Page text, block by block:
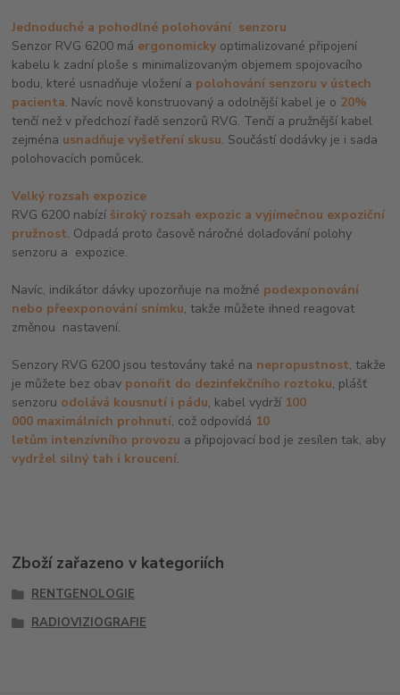
Jednoduché a pohodlné polohování senzoru
Senzor RVG 6200 má ergonomicky optimalizované připojení
kabelu k zadní ploše s minimalizovaným objemem spojovacího
bodu, které usnadňuje vložení a polohování senzoru v ústech
pacienta. Navíc nově konstruovaný a odolnější kabel je o 20%
tenčí než v předchozí řadě senzorů RVG. Tenčí a pružnější kabel
zejména usnadňuje vyšetření skusu. Součástí dodávky je i sada
polohovacích pomůcek.
Velký rozsah expozice
RVG 6200 nabízí široký rozsah expozic a vyjímečnou expoziční
pružnost. Odpadá proto časově náročné dolaďování polohy
senzoru a expozice.
Navíc, indikátor dávky upozorňuje na možné podexponování
nebo přeexponování snímku, takže můžete ihned reagovat
změnou nastavení.
Senzory RVG 6200 jsou testovány také na nepropustnost, takže
je můžete bez obav ponořit do dezinfekčního roztoku, plášť
senzoru odolává kousnutí i pádu, kabel vydrží 100
000 maximálních prohnutí, což odpovídá 10
letům intenzívního provozu a připojovací bod je zesílen tak, aby
vydržel silný tah i kroucení.
Zboží zařazeno v kategoriích
RENTGENOLOGIE
RADIOVIZIOGRAFIE